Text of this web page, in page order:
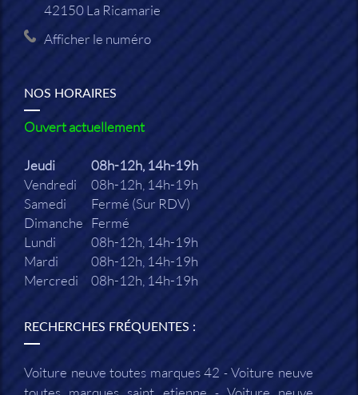
42150La Ricamarie
Afficher le numéro
NOS HORAIRES
Ouvert actuellement
Jeudi
08h-12h, 14h-19h
Vendredi
08h-12h, 14h-19h
Samedi
Fermé (Sur RDV)
Dimanche Fermé
Lundi
08h-12h, 14h-19h
Mardi
08h-12h, 14h-19h
Mercredi
08h-12h, 14h-19h
RECHERCHES FRÉQUENTES :
Voiture neuve toutes marques 42
Voiture neuve